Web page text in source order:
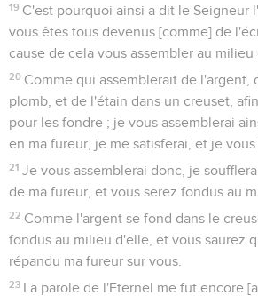
19 C'est pourquoi ainsi a dit le Seigneur
vous êtes tous devenus [comme] de
cause de cela vous assembler au milieu
20 Comme qui assemblerait de l'argent,
plomb, et de l'étain dans un creuset,
pour les fondre ; je vous assemblerai
en ma fureur, je me satisferai, et je vous
21 Je vous assemblerai donc, je
de ma fureur, et vous serez fondus au
22 Comme l'argent se fond dans le
fondus au milieu d'elle, et vous saurez
répandu ma fureur sur vous.
23 La parole de l'Eternel me fut encore